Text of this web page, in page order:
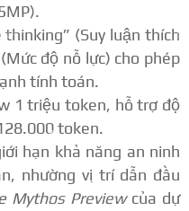
thinking” (Suy luận thích
độ nỗ lực) cho phép
tính toán.
1 triệu token, hỗ trợ độ
token.
hạn khả năng an ninh
nhường vị trí dẫn đầu
Mythos Previewcủa dự